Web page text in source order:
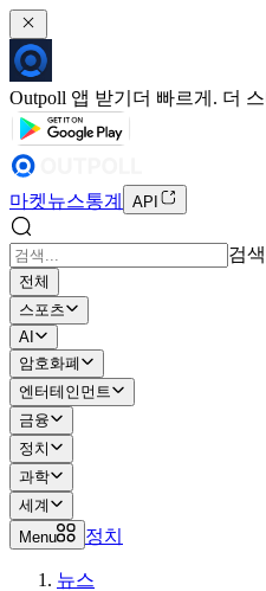
Outpoll 앱 받기 더 빠르게. 더
마켓뉴스통계 API
검
전체
스포츠
AI
암호화폐
엔터테인먼트
금융
정치
과학
세계
Menu
정치
뉴스